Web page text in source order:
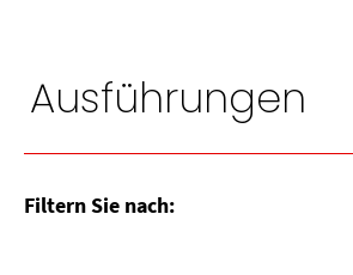
Ausführungen
Filtern Sie nach: